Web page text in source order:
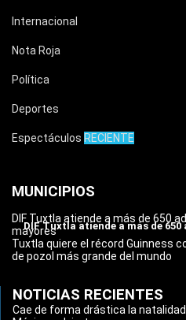
Internacional
Nota Roja
Política
Deportes
Espectáculos RECIENTE
MUNICIPIOS
DIF Tuxtla atiende a más de
DIF Tuxtla atiende a más de 650
mayores
Tuxtla quiere el récord Guinness
de pozol más grande del mundo
NOTICIAS RECIENTES
Cae de forma drástica la